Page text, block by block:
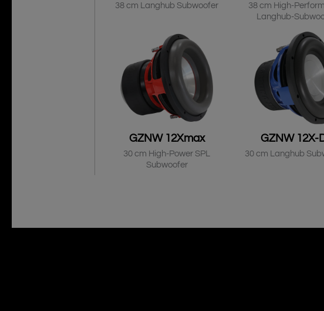
38 cm Langhub Subwoofer
38 cm High-
Langhub-
GZNW 12Xmax
30 cm High-Power SPL
Subwoofer
GZNW 12X-
30 cm Langhub